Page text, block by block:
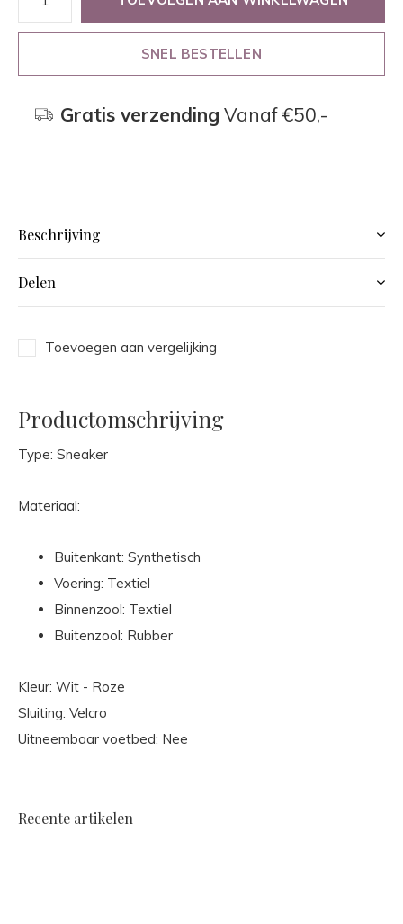
SNEL BESTELLEN
Gratis verzending Vanaf €50,-
Beschrijving
Delen
Toevoegen aan vergelijking
Productomschrijving
Type: Sneaker
Materiaal:
Buitenkant: Synthetisch
Voering: Textiel
Binnenzool: Textiel
Buitenzool: Rubber
Kleur: Wit - Roze
Sluiting: Velcro
Uitneembaar voetbed: Nee
Recente artikelen